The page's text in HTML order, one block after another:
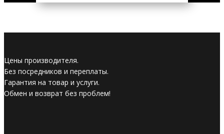
Цены производителя.
Без посредников и переплаты.
Гарантия на товар и услуги.
Обмен и возврат без проблем!